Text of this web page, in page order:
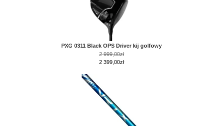
PXG 0311 Black OPS Driver kij golfowy
2 999,00zł
2 399,00zł